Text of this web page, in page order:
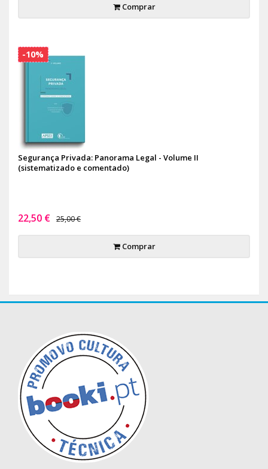
Comprar
Segurança Privada: Panorama Legal - Volume II
(sistematizado e comentado)
22,50 € 25,00 €
Comprar
-10%